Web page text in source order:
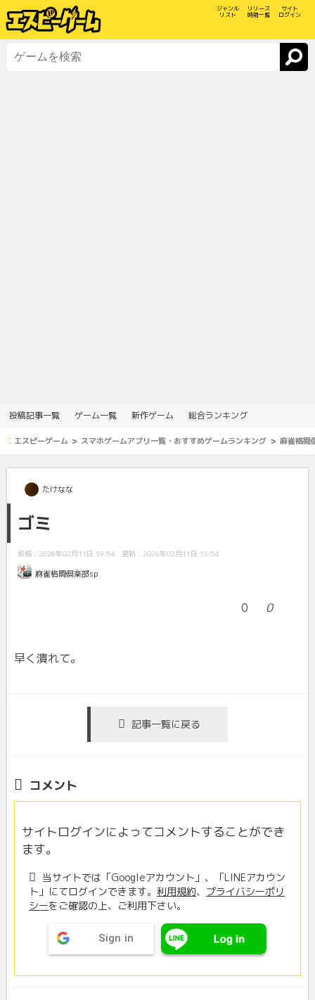
ジャンル
リスト
リリース
時期一覧
サイト
ログイン
投稿記事一覧 ゲーム一覧 新作ゲーム 総合ランキング
エスピーゲーム スマホゲームアプリ一覧・おすすめゲームランキング 麻雀格闘
たけなな
ゴミ
投稿：2026年02月11日 19:54 更新：2026年02月11日 19:54
麻雀格闘倶楽部sp
0 0
早く潰れて。
記事一覧に戻る
コメント
サイトログインによってコメントすることができ
ます。
当サイトでは「Googleアカウント」、「LINEアカウン
ト」にてログインできます。 利用規約、 プライバシーポリ
シーをご確認の上、ご利用下さい。
Sign in